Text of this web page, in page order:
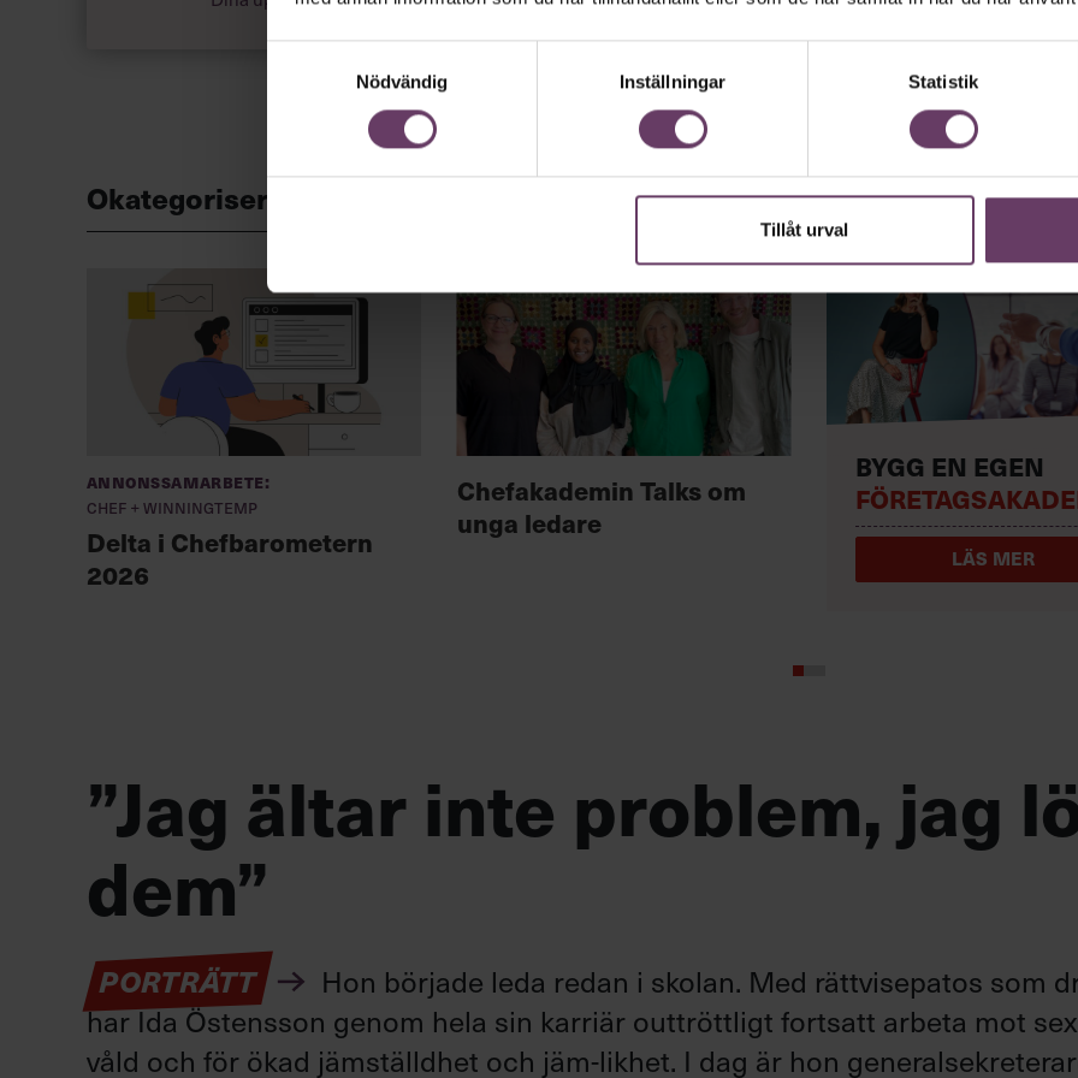
Nödvändig
Inställningar Statistik
Tillåt urval
Okategoriserade
Annonssamarbete:
Chef + Winningtemp
Delta i Chefbarometern
2026
Chefakademin Talks om
unga ledare
BYGG EN EGEN
LÄS MER
”Jag ältar inte problem, jag
dem”
PORTRÄTT
Hon började leda redan i skolan. Med rättvisepatos som
har Ida Östensson genom hela sin karriär outtröttligt fortsatt arbeta mot
våld och för ökad jämställdhet och jäm-likhet. I dag är hon